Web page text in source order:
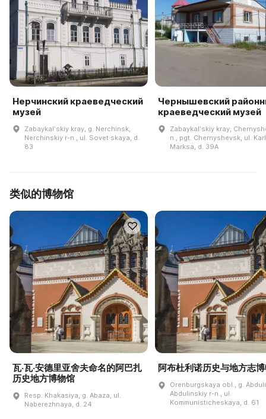
Нерчинский краеведческий
музей
Zabaykalʹskiy kray, g. Nerchinsk,
Nerchinskiy r-n., ul. Sovet·skaya, d.
83
Чернышевский
краеведческий музей
Zabaykalʹskiy kray,
n., pgt. Chernyshevsk, ul.
Marksa, d. 39A
类似的博物馆
瓦·瓦·安德里亚舍夫命名的阿巴扎
历史地方博物馆
Resp. Khakasiya, g. Abaza, ul.
Naberezhnaya, d. 24
阿布杜利诺历史与地方志
Orenburgskaya obl., g.
Abdulinskiy r-n., ul.
Kommunisticheskaya, d. 61